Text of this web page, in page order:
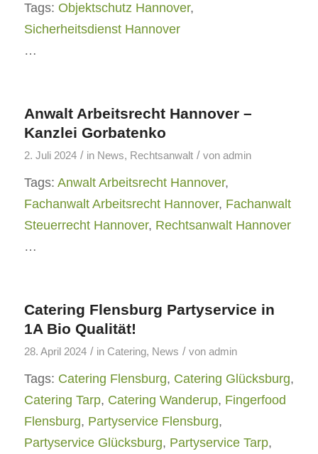
Tags: Objektschutz Hannover,
Sicherheitsdienst Hannover
…
Anwalt Arbeitsrecht Hannover –
Kanzlei Gorbatenko
2. Juli 2024 / in News, Rechtsanwalt / von admin
Tags: Anwalt Arbeitsrecht Hannover,
Fachanwalt Arbeitsrecht Hannover, Fachanwalt
Steuerrecht Hannover, Rechtsanwalt Hannover
…
Catering Flensburg Partyservice in
1A Bio Qualität!
28. April 2024 / in Catering, News / von admin
Tags: Catering Flensburg, Catering Glücksburg,
Catering Tarp, Catering Wanderup, Fingerfood
Flensburg, Partyservice Flensburg,
Partyservice Glücksburg, Partyservice Tarp,